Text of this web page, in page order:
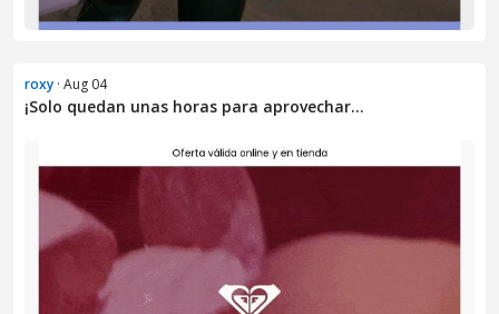
roxy · Aug 04
¡Solo quedan unas horas para aprovechar...